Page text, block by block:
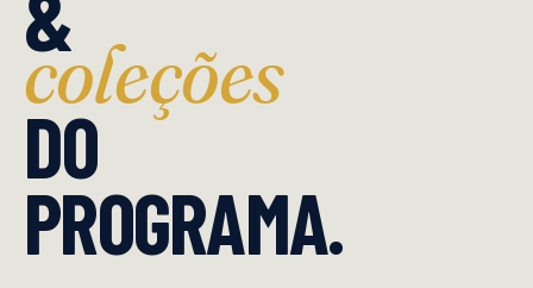
coleções
DO
PROGRAMA.